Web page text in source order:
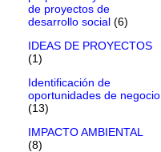
de proyectos de
desarrollo social (6)
IDEAS DE PROYECTOS
(1)
Identificación de
oportunidades de negocio
(13)
IMPACTO AMBIENTAL
(8)